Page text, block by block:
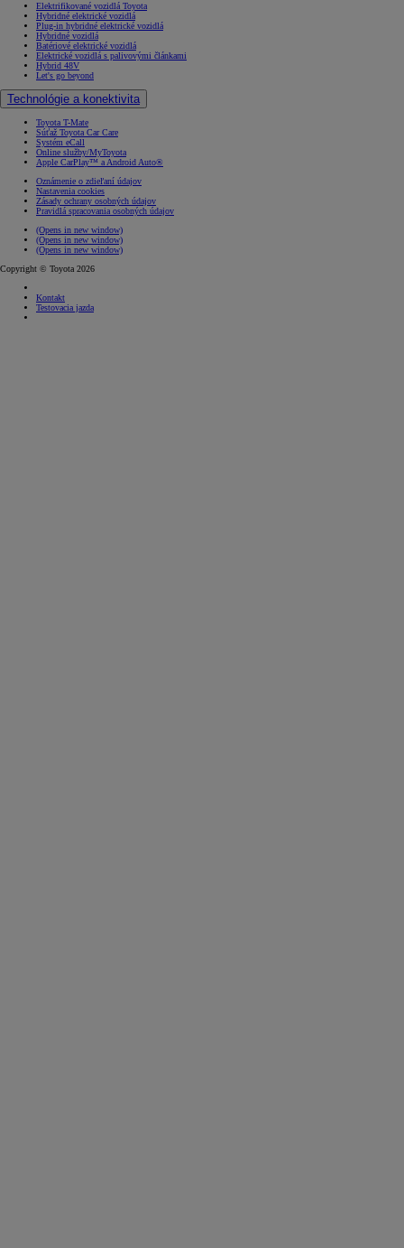
Elektrifikované vozidlá Toyota
Hybridné elektrické vozidlá
Plug-in hybridné elektrické vozidlá
Hybridné vozidlá
Batériové elektrické vozidlá
Elektrické vozidlá s palivovými článkami
Hybrid 48V
Let's go beyond
Technológie a konektivita
Toyota T-Mate
Súťaž Toyota Car Care
Systém eCall
Online služby/MyToyota
Apple CarPlay™ a Android Auto®
Oznámenie o zdieľaní údajov
Nastavenia cookies
Zásady ochrany osobných údajov
Pravidlá spracovania osobných údajov
(Opens in new window)
(Opens in new window)
(Opens in new window)
Copyright © Toyota 2026
Kontakt
Testovacia jazda